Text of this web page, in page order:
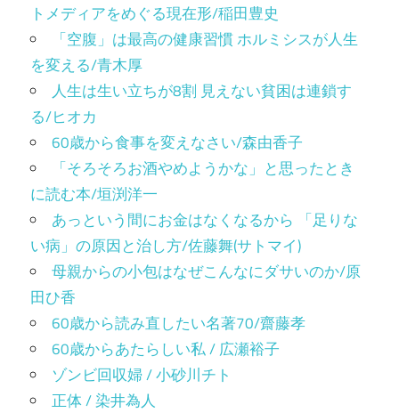
トメディアをめぐる現在形/稲田豊史
「空腹」は最高の健康習慣 ホルミシスが人生
を変える/青木厚
人生は生い立ちが8割 見えない貧困は連鎖す
る/ヒオカ
60歳から食事を変えなさい/森由香子
「そろそろお酒やめようかな」と思ったとき
に読む本/垣渕洋一
あっという間にお金はなくなるから 「足りな
い病」の原因と治し方/佐藤舞(サトマイ)
母親からの小包はなぜこんなにダサいのか/原
田ひ香
60歳から読み直したい名著70/齋藤孝
60歳からあたらしい私 / 広瀬裕子
ゾンビ回収婦 / 小砂川チト
正体 / 染井為人